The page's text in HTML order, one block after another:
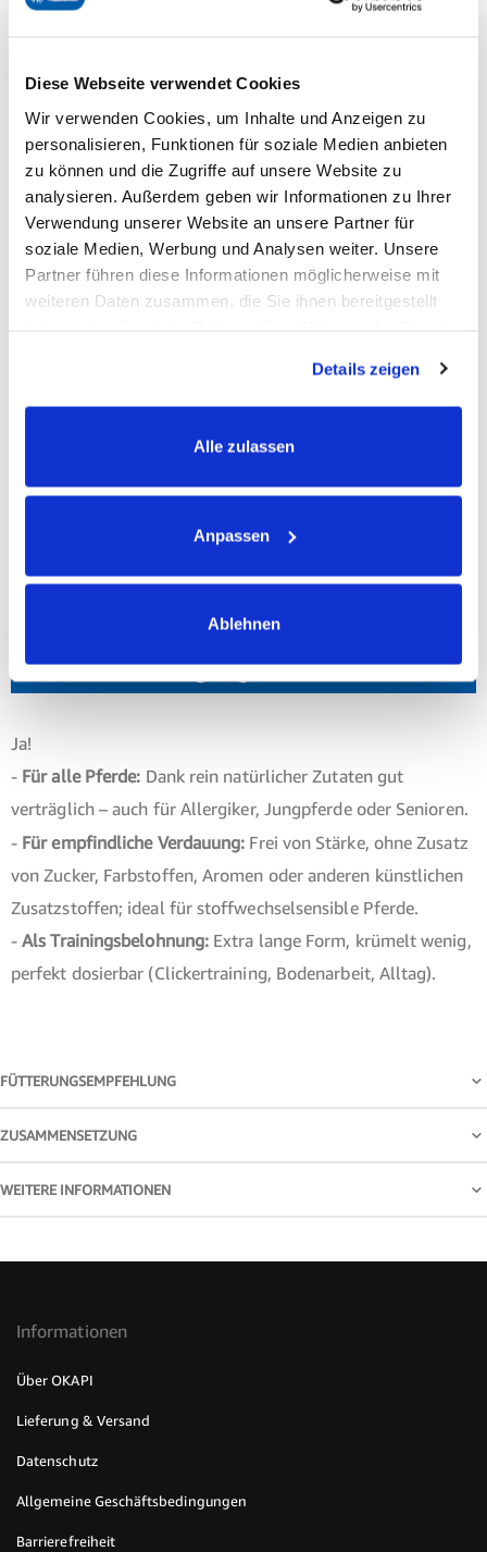
Diese Webseite verwendet Cookies
Wir verwenden Cookies, um Inhalte und Anzeigen zu
personalisieren, Funktionen für soziale Medien anbieten
zu können und die Zugriffe auf unsere Website zu
analysieren. Außerdem geben wir Informationen zu Ihrer
Verwendung unserer Website an unsere Partner für
soziale Medien, Werbung und Analysen weiter. Unsere
Partner führen diese Informationen möglicherweise mit
weiteren Daten zusammen, die Sie ihnen bereitgestellt
Details zeigen
Alle zulassen
Anpassen
Ablehnen
bewusste Pferdemenschen.
Warum sind biostickies Premium Leckerlis für
Pferde??
Echte Natur, die dein Pferd liebt.
Unsere zuckerarmen Premium-Leckerli bestehen aus 100 %
Bio-Zutaten. Sie sind frei von Zusatzstoffen und Stärke –
dafür mit echten, sortenreinen Kräutern wie Thymian,
Hagebutte, Süßholz oder Aronia. Dank der langen,
Belohnung beim Training oder im Alltag. Schonende
Herstellung bewahrt Nährstoffe und Aromen für maximalen
Geschmack ganz ohne Kompromisse.
Jetzt unsere Pferdeleckerlis ausprobieren –
solange der Vorrat reicht!
geeignet?
Ja!
- Für alle Pferde: Dank rein natürlicher Zutaten gut
verträglich – auch für Allergiker, Jungpferde oder Senioren.
- Für empfindliche Verdauung: Frei von Stärke, ohne Zusatz
von Zucker, Farbstoffen, Aromen oder anderen künstlichen
Zusatzstoffen; ideal für stoffwechselsensible Pferde.
-Als Trainingsbelohnung: Extra lange Form, krümelt wenig,
perfekt dosierbar (Clickertraining, Bodenarbeit, Alltag).
FÜTTERUNGSEMPFEHLUNG
ZUSAMMENSETZUNG
WEITERE INFORMATIONEN
Informationen
Über OKAPI
Lieferung & Versand
Datenschutz
Allgemeine Geschäftsbedingungen
Barrierefreiheit